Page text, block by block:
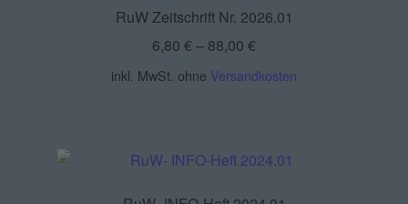
RuW Zeitschrift Nr. 2026.01
6,80 €– 88,00 €
inkl. MwSt. ohne Versandkosten